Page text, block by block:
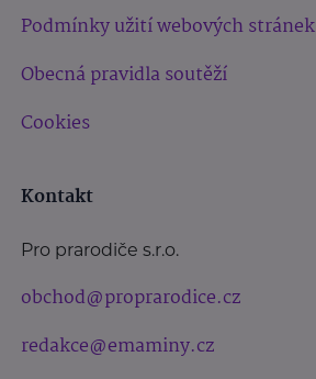
Podmínky užití webových stránek
Obecná pravidla soutěží
Cookies
Kontakt
Pro prarodiče s.r.o.
obchod@proprarodice.cz
redakce@emaminy.cz